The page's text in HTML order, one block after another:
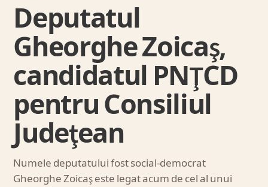
Deputatul
Gheorghe Zoicaş,
candidatul PNŢCD
pentru Consiliul
Judeţean
Numele deputatului fost social-democrat
Gheorghe Zoicaş este legat acum de cel al unui